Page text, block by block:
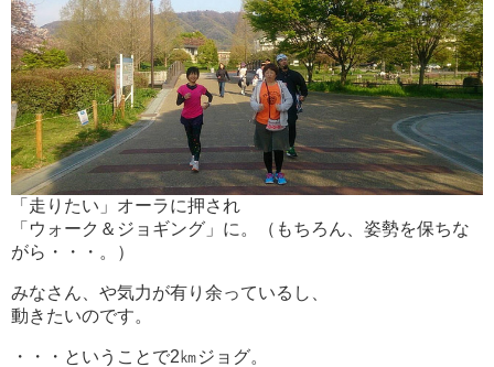
「走りたい」オーラに押され
「ウォーク＆ジョギング」に。（もちろん、姿勢を保ちな
がら・・・。）
みなさん、や気力が有り余っているし、
動きたいのです。
・・・ということで2㎞ジョグ。